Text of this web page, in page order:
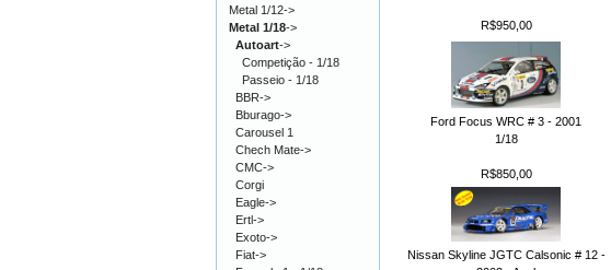
R$950,00
Ford Focus WRC # 3 - 2001
1/18
R$850,00
Nissan Skyline JGTC Calsonic # 12 -
Metal 1/12->
Metal 1/18->
Autoart->
Competição - 1/18
Passeio - 1/18
BBR->
Bburago->
Carousel 1
Chech Mate->
CMC->
Corgi
Eagle->
Ertl->
Exoto->
Fiat->